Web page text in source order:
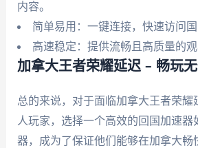
内容。
简单易用：一键连接，快速访问国
高速稳定：提供流畅且高质量的观
加拿大王者荣耀延迟 – 畅玩
总的来说，对于面临加拿大王者荣耀
人玩家，选择一个高效的回国加速器
器，成为了保证他们能够在加拿大畅